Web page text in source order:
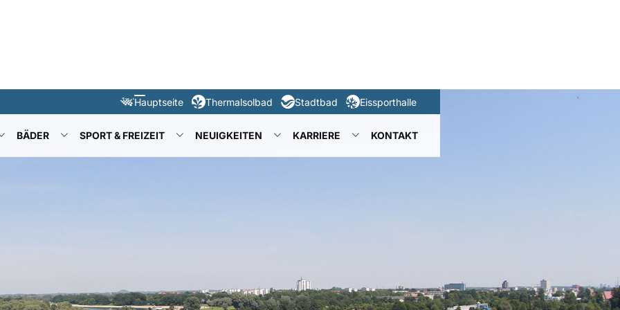
Hauptseite Thermalsolbad Stadtbad Eissporthalle
UNTERMENÜ FÜR "ÜBER UNS"
BÄDER UNTERMENÜ FÜR "BÄDER"
SPORT & FREIZEIT UNTERMENÜ FÜR "SPORT & FREIZEIT"
NEUIGKEITEN UNTERMENÜ FÜR "NEUIGKEITEN"
KARRIERE UNTERMENÜ FÜR "KARRIERE"
KONTAKT